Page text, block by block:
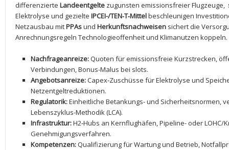
differenzierte Landeentgelte zugunsten emissionsfreier Flugzeuge, ​
⁣Elektrolyse und gezielte IPCEI-/TEN‑T‑Mittelbeschleunigen
Netzausbau mitPPAsund Herkunftsnachweisen sichert die
Anrechnungsregeln Technologieoffenheit und Klimanutzen koppeln.
Nachfrageanreize:Quoten für emissionsfreie Kurzstrecken,
Verbindungen, Bonus-Malus bei slots.
Angebotsanreize:Capex‑Zuschüsse für Elektrolyse und
Netzentgeltreduktionen.
Regulatorik:Einheitliche Betankungs- und Sicherheitsnormen,
Lebenszyklus-Methodik (LCA).
Infrastruktur:H2‑Hubs an Kernflughäfen,⁣ Pipeline- oder LOHC/
Genehmigungsverfahren.
Kompetenzen:Qualifizierung für Wartung und Betrieb,